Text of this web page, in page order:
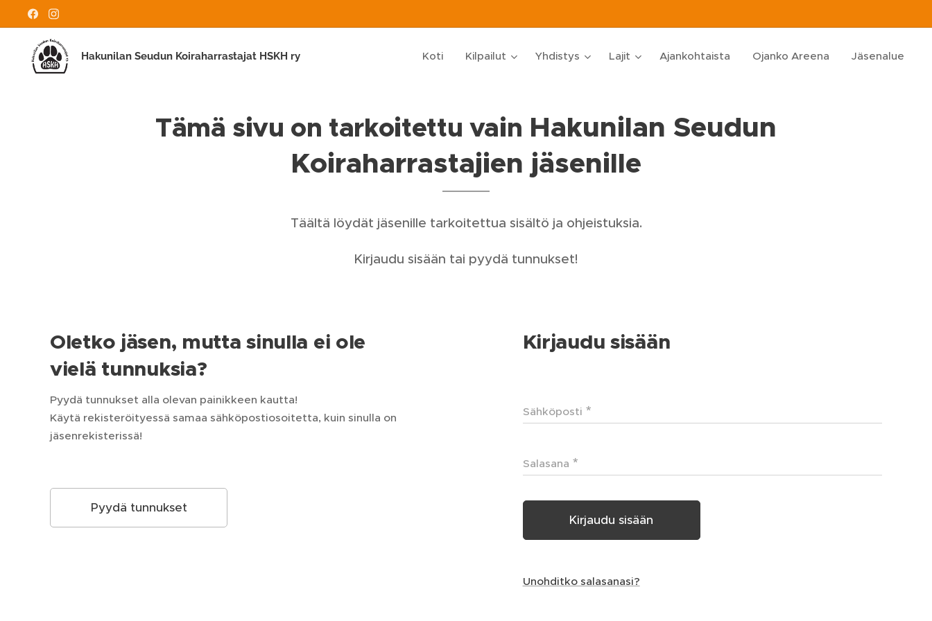
Hakunilan Seudun Koiraharrastajat HSKH ry Koti Kilpailut Yhdistys Lajit Ajankohtaista Ojanko Areena Jäsenalue
Tämä sivu on tarkoitettu vain Hakunilan Seudun
Koiraharrastajien jäsenille
Täältä löydät jäsenille tarkoitettua sisältö ja ohjeistuksia.
Kirjaudu sisään tai pyydä tunnukset!
Oletko jäsen, mutta sinulla ei ole
vielä tunnuksia?
Pyydä tunnukset alla olevan painikkeen kautta!
Käytä rekisteröityessä samaa sähköpostiosoitetta, kuin sinulla on
jäsenrekisterissä!
Pyydä tunnukset
Kirjaudu sisään
Sähköposti
Salasana
Kirjaudu sisään
Unohditko salasanasi?